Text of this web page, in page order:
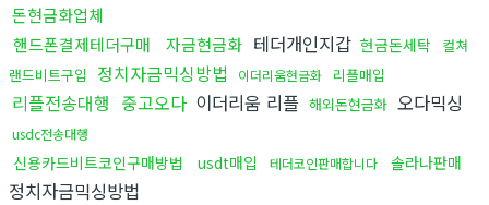
돈현금화업체
핸드폰결제테더구매
자금현금화 테더개인지갑 현금돈세탁
컬쳐
랜드비트구입
정치자금믹싱방법 이더리움현금화 리플매입
리플전송대행 중고오다 이더리움 리플 해외돈현금화 오다믹싱
usdc전송대행
신용카드비트코인구매방법 usdt매입 테더코인판매합니다 솔라나판매
정치자금믹싱방법